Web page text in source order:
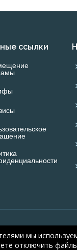
ссылки
мы
отключить